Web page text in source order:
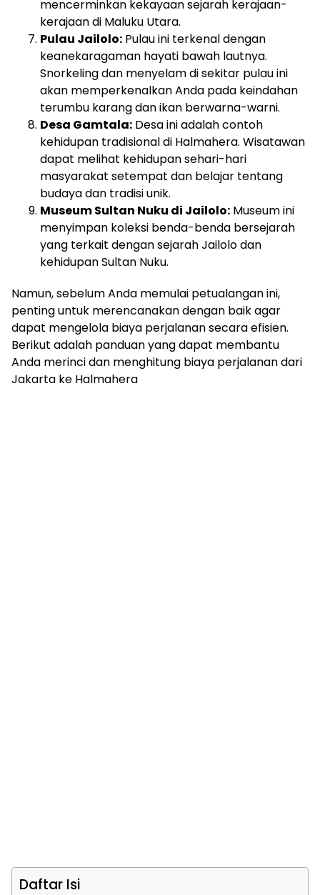
mencerminkan kekayaan sejarah kerajaan-
kerajaan di Maluku Utara.
Pulau Jailolo: Pulau ini terkenal dengan
keanekaragaman hayati bawah lautnya.
Snorkeling dan menyelam di sekitar pulau ini
akan memperkenalkan Anda pada keindahan
terumbu karang dan ikan berwarna-warni.
Desa Gamtala: Desa ini adalah contoh
kehidupan tradisional di Halmahera. Wisatawan
dapat melihat kehidupan sehari-hari
masyarakat setempat dan belajar tentang
budaya dan tradisi unik.
Museum Sultan Nuku di Jailolo: Museum ini
menyimpan koleksi benda-benda bersejarah
yang terkait dengan sejarah Jailolo dan
kehidupan Sultan Nuku.
Namun, sebelum Anda memulai petualangan ini,
penting untuk merencanakan dengan baik agar
dapat mengelola biaya perjalanan secara efisien.
Berikut adalah panduan yang dapat membantu
Anda merinci dan menghitung biaya perjalanan dari
Jakarta ke Halmahera
Daftar Isi